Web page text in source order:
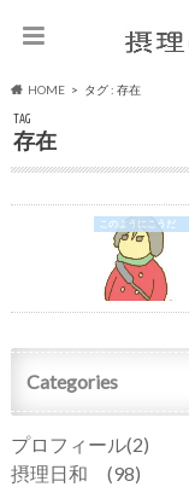
HOME タグ : 存在
TAG
存在
このようにこうだ
Categories
プロフィール(2)
摂理日和 (98)